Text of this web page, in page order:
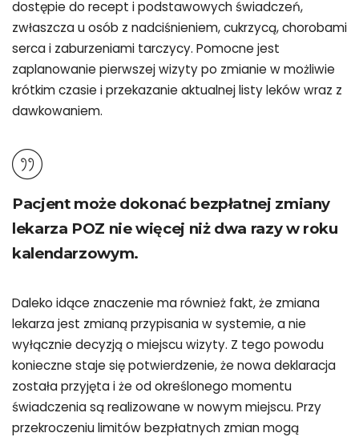
dostępie do recept i podstawowych świadczeń,
zwłaszcza u osób z nadciśnieniem, cukrzycą, chorobami
serca i zaburzeniami tarczycy. Pomocne jest
zaplanowanie pierwszej wizyty po zmianie w możliwie
krótkim czasie i przekazanie aktualnej listy leków wraz z
dawkowaniem.
Pacjent może dokonać bezpłatnej zmiany
lekarza POZ nie więcej niż dwa razy w roku
kalendarzowym.
Daleko idące znaczenie ma również fakt, że zmiana
lekarza jest zmianą przypisania w systemie, a nie
wyłącznie decyzją o miejscu wizyty. Z tego powodu
konieczne staje się potwierdzenie, że nowa deklaracja
została przyjęta i że od określonego momentu
świadczenia są realizowane w nowym miejscu. Przy
przekroczeniu limitów bezpłatnych zmian mogą